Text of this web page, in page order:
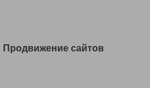
Продвижение сайтов